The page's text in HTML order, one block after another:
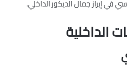
في إبراز جمال الديكور الداخلي.
الداخلية